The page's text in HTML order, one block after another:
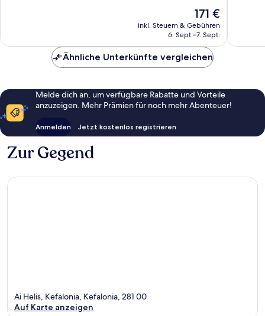
Bewertungen
Der
Preis
beträgt
171 €
inkl. Steuern & Gebühren
6. Sept.–7. Sept.
Ähnliche Unterkünfte vergleichen
Melde dich an, um verfügbare Rabatte und Vorteile
anzuzeigen. Mehr Prämien für noch mehr Abenteuer!
Anmelden Jetzt kostenlos registrieren
Zur Gegend
Ai Helis, Kefalonia, Kefalonia, 281 00
Auf Karte anzeigen